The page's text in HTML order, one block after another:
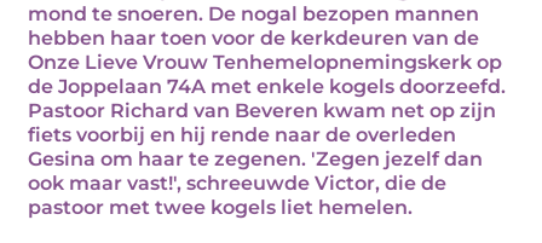
mond te snoeren. De nogal bezopen mannen
hebben haar toen voor de kerkdeuren van de
Onze Lieve Vrouw Tenhemelopnemingskerk op
de Joppelaan 74A met enkele kogels doorzeefd.
Pastoor Richard van Beveren kwam net op zijn
fiets voorbij en hij rende naar de overleden
Gesina om haar te zegenen. 'Zegen jezelf dan
ook maar vast!', schreeuwde Victor, die de
pastoor met twee kogels liet hemelen.